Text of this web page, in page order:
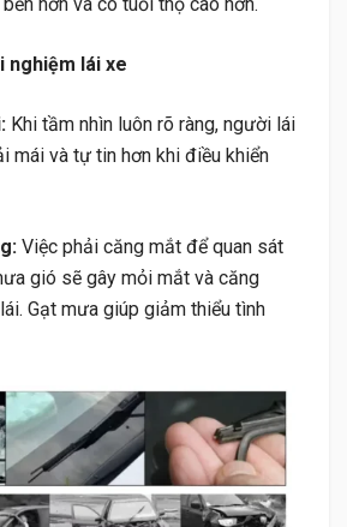
nghiệm lái xe
Khi tầm nhìn luôn rõ ràng, người lái
mái và tự tin hơn khi điều khiển
Việc phải căng mắt để quan sát
gió sẽ gây mỏi mắt và căng
Gạt mưa giúp giảm thiểu tình